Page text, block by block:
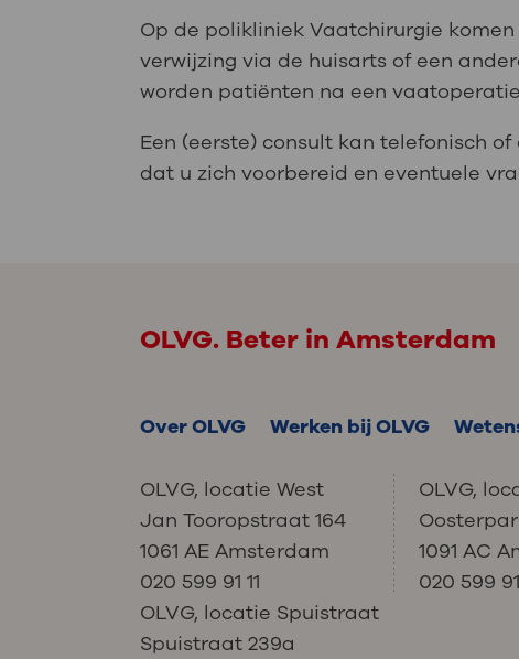
Op de polikliniek Vaatchirurgie
verwijzing via de huisarts of een
worden patiënten na een
Een (eerste) consult kan telefonisch
dat u zich voorbereid en eventuele
OLVG. Beter in Amsterdam
Over OLVG Werken bij OLVG
OLVG, locatie West
Jan Tooropstraat 164
1061 AE Amsterdam
020 599 91 11
OLVG,
1091 AC
020 599 91
OLVG, locatie Spuistraat
Spuistraat 239a